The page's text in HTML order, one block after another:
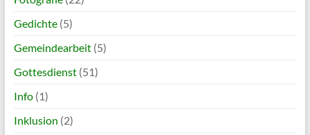
Gedichte(5)
Gemeindearbeit(5)
Gottesdienst(51)
Info(1)
Inklusion (2)